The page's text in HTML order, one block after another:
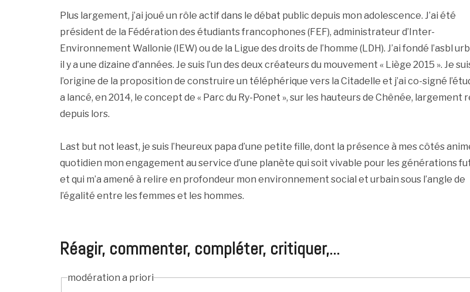
Plus largement, j’ai joué un rôle actif dans le débat public depuis mon adolescence. J’ai été
président de la Fédération des étudiants francophones (FEF), administrateur d’Inter-
Environnement Wallonie (IEW) ou de la Ligue des droits de l’homme (LDH). J’ai fondé l’asbl
il y a une dizaine d’années. Je suis l’un des deux créateurs du mouvement « Liège 2015 ». Je
l’origine de la proposition de construire un téléphérique vers la Citadelle et j’ai co-signé
a lancé, en 2014, le concept de « Parc du Ry-Ponet », sur les hauteurs de Chênée, largement
depuis lors.
Last but not least, je suis l’heureux papa d’une petite fille, dont la présence à mes côtés
quotidien mon engagement au service d’une planète qui soit vivable pour les générations
et qui m’a amené à relire en profondeur mon environnement social et urbain sous l’angle de
l’égalité entre les femmes et les hommes.
Réagir, commenter, compléter, critiquer,...
modération a priori